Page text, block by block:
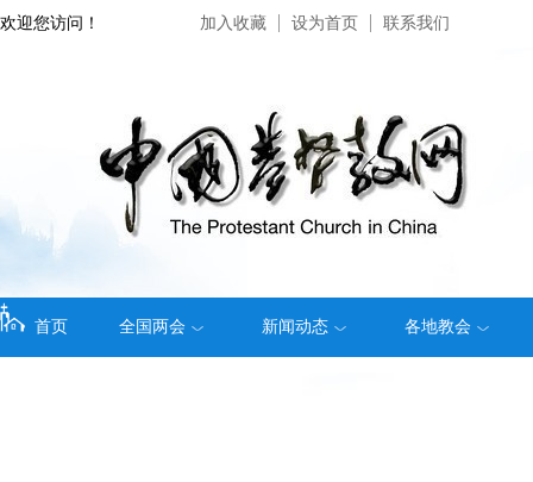
欢迎您访问！ 加入收藏 设为首页 联系我们
首页 全国两会 新闻动态 各地教会